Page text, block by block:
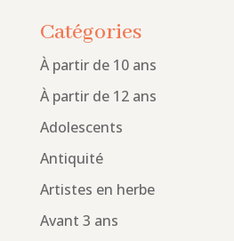
Catégories
À partir de 10 ans
À partir de 12 ans
Adolescents
Antiquité
Artistes en herbe
Avant 3 ans